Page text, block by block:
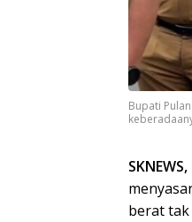
Bupati
berat